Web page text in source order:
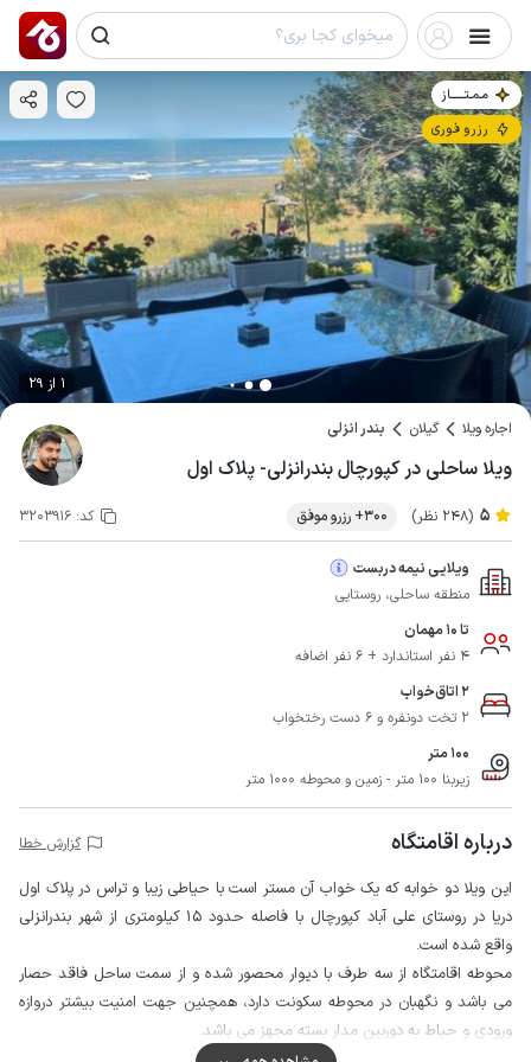
مـمـتــــــاز
رزرو فوری
1 از 29
اجاره ویلا گیلان بندر انزلی
ویلا ساحلی در کپورچال بندرانزلی- پلاک اول
5 (248 نظر) 300+ رزرو موفق کد: 3203916
ویلایی نیمه دربست
منطقه ساحلی، روستایی
تا 10 مهمان
4 نفر استاندارد + 6 نفر اضافه
2 اتاق‌خواب
2 تخت دونفره و 6 دست رختخواب
100 متر
زیربنا 100 متر - زمین و محوطه 1000 متر
درباره اقامتگاه گزارش خطا
این ویلا دو خوابه که یک خواب آن مستر است با حیاطی زیبا و تراس در پلاک اول
دریا در روستای علی آباد کپورچال با فاصله حدود 15 کیلومتری از شهر بندرانزلی
واقع شده است.
محوطه اقامتگاه از سه طرف با دیوار محصور شده و از سمت ساحل فاقد حصار
می باشد و نگهبان در محوطه سکونت دارد، همچنین جهت امنیت بیشتر دروازه
ورودی و حیاط به دوربین مدار بسته مجهز می باشد.